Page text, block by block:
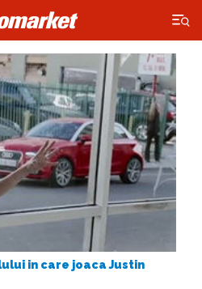
×
in care joaca Justin